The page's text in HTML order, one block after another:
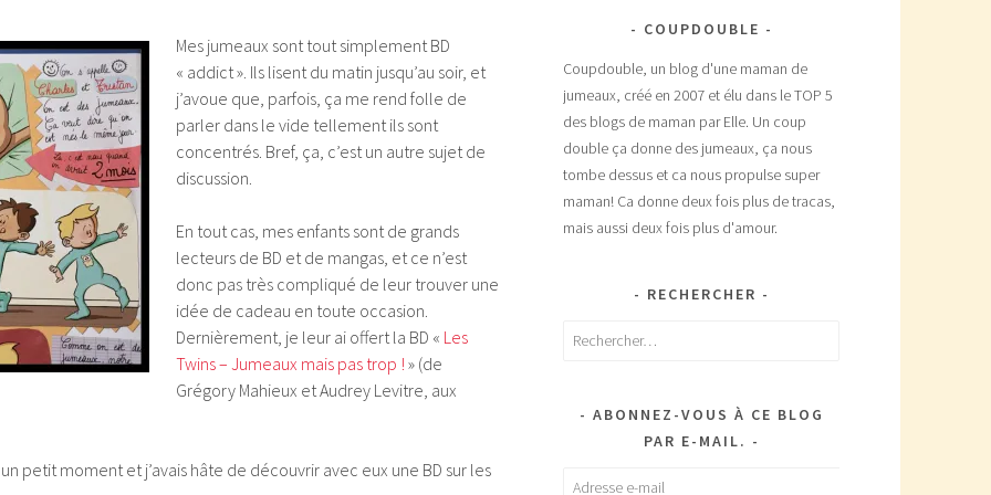
Mes jumeaux sont tout simplement BD
« addict ». Ils lisent du matin jusqu’au soir, et
j’avoue que, parfois, ça me rend folle de
parler dans le vide tellement ils sont
concentrés. Bref, ça, c’est un autre sujet de
discussion.
En tout cas, mes enfants sont de grands
lecteurs de BD et de mangas, et ce n’est
donc pas très compliqué de leur trouver une
idée de cadeau en toute occasion.
Dernièrement, je leur ai offert la BD « Les
Twins – Jumeaux mais pas trop ! » (de
Grégory Mahieux et Audrey Levitre, aux
petit moment et j’avais hâte de découvrir avec eux une BD sur les
COUPDOUBLE
Coupdouble, un blog d'une maman de
jumeaux, créé en 2007 et élu dans le TOP 5
des blogs de maman par Elle. Un coup
double ça donne des jumeaux, ça nous
tombe dessus et ca nous propulse super
maman! Ca donne deux fois plus de tracas,
mais aussi deux fois plus d'amour.
RECHERCHER
Rechercher :
ABONNEZ-VOUS À CE BLOG
PAR E-MAIL.
Adresse